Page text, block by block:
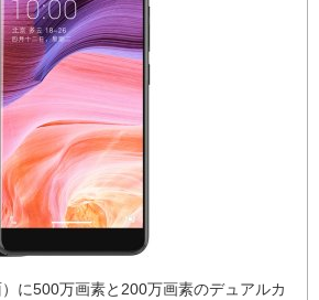
に500万画素と200万画素のデュアルカ